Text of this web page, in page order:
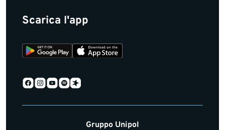
Scarica l'app
Gruppo Unipol